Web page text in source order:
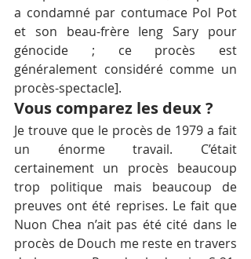
a condamné par contumace Pol Pot
et son beau-frère Ieng Sary pour
génocide ; ce procès est
généralement considéré comme un
procès-spectacle].
Vous comparez les deux ?
Je trouve que le procès de 1979 a fait
un énorme travail. C’était
certainement un procès beaucoup
trop politique mais beaucoup de
preuves ont été reprises. Le fait que
Nuon Chea n’ait pas été cité dans le
procès de Douch me reste en travers